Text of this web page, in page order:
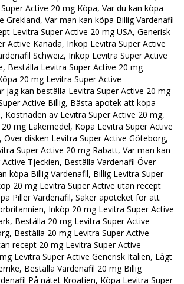
Active 20 mg Köpa, Var du kan köpa
Grekland, Var man kan köpa Billig Vardenafil
Levitra Super Active 20 mg USA, Generisk
Active Kanada, Inköp Levitra Super Active
Schweiz, Inköp Levitra Super Active
Beställa Levitra Super Active 20 mg
20 mg Levitra Super Active
jag kan beställa Levitra Super Active 20 mg
Active Billig, Bästa apotek att köpa
Kostnaden av Levitra Super Active 20 mg,
mg Läkemedel, Köpa Levitra Super Active
disken Levitra Super Active Göteborg,
Super Active 20 mg Rabatt, Var man kan
Tjeckien, Beställa Vardenafil Över
köpa Billig Vardenafil, Billig Levitra Super
20 mg Levitra Super Active utan recept
Piller Vardenafil, Säker apoteket för att
Inköp 20 mg Levitra Super Active
Beställa 20 mg Levitra Super Active
Beställa 20 mg Levitra Super Active
recept 20 mg Levitra Super Active
Levitra Super Active Generisk Italien, Lågt
Beställa Vardenafil 20 mg Billig
På nätet Kroatien, Köpa Levitra Super